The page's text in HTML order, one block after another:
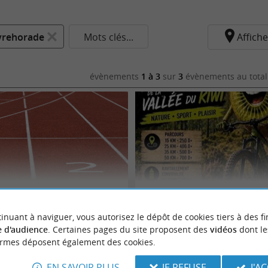
Mots clés...
évènements 1 à 3 sur 3 évènements au total
Randonnée VTT de la Vallée du Kiwi
23/08/2026
Evènements sportifs
à naviguer, vous autorisez le dépôt de cookies tiers à des
d'audience. Certaines pages du site proposent des vidéosdont
déposent également des cookies.